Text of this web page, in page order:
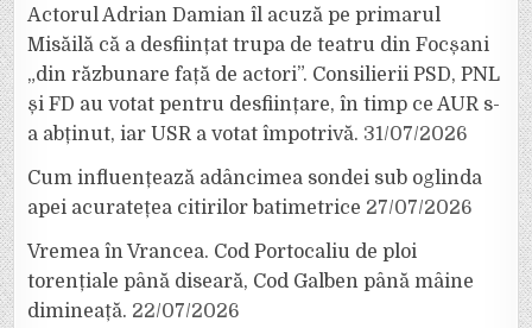
Actorul Adrian Damian îl acuză pe primarul
Misăilă că a desființat trupa de teatru din Focșani
„din răzbunare față de actori”. Consilierii PSD, PNL
și FD au votat pentru desființare, în timp ce AUR s-
a abținut, iar USR a votat împotrivă. 31/07/2026
Cum influențează adâncimea sondei sub oglinda
apei acuratețea citirilor batimetrice 27/07/2026
Vremea în Vrancea. Cod Portocaliu de ploi
torențiale până diseară, Cod Galben până mâine
dimineață. 22/07/2026